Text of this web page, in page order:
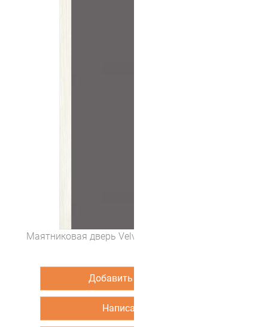
Маятниковая дверь Velvet 5 (цвет Мокко серый)
Добавить в корзину
Написать нам